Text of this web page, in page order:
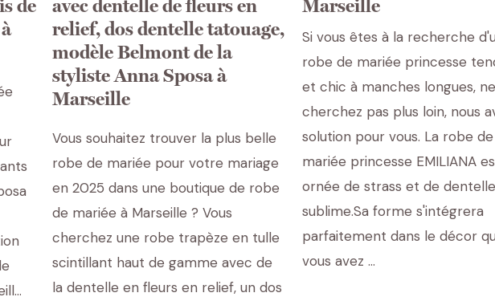
de
avec dentelle de fleurs en
relief, dos dentelle tatouage,
modèle Belmont de la
styliste Anna Sposa à
Marseille
Vous souhaitez trouver la plus belle
robe de mariée pour votre mariage
en 2025 dans une boutique de robe
de mariée à Marseille ? Vous
cherchez une robe trapèze en tulle
scintillant haut de gamme avec de
la dentelle en fleurs en relief, un dos
Marseille
Si vous êtes à la recherche
robe de mariée princesse
et chic à manches longues,
cherchez pas plus loin, nous
solution pour vous. La robe de
mariée princesse EMILIANA
ornée de strass et de
sublime.Sa forme s'intégrera
parfaitement dans le décor
vous avez ...